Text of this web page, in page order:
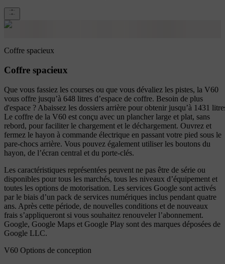
Coffre spacieux
Coffre spacieux
Que vous fassiez les courses ou que vous dévaliez les pistes, la V60
vous offre jusqu’à 648 litres d’espace de coffre. Besoin de plus
d'espace ? Abaissez les dossiers arrière pour obtenir jusqu’à 1431
Le coffre de la V60 est conçu avec un plancher large et plat, sans
rebord, pour faciliter le chargement et le déchargement. Ouvrez et
fermez le hayon à commande électrique en passant votre pied sous le
pare-chocs arrière. Vous pouvez également utiliser les boutons du
hayon, de l’écran central et du porte-clés.
Les caractéristiques représentées peuvent ne pas être de série ou
disponibles pour tous les marchés, tous les niveaux d’équipement et
toutes les options de motorisation. Les services Google sont activés
par le biais d’un pack de services numériques inclus pendant quatre
ans. Après cette période, de nouvelles conditions et de nouveaux
frais s’appliqueront si vous souhaitez renouveler l’abonnement.
Google, Google Maps et Google Play sont des marques déposées de
Google LLC.
V60 Options de conception